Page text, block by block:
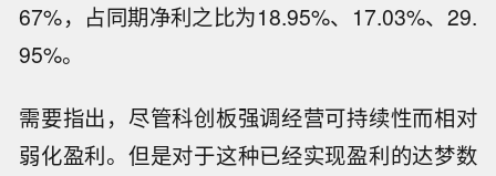
67%，占同期净利之比为18.95%、17.03%、29.
95%。
需要指出，尽管科创板强调经营可持续性而相对
弱化盈利。但是对于这种已经实现盈利的达梦数